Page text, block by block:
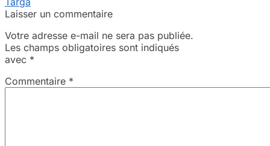
Laisser un commentaire
Votre adresse e-mail ne sera pas publiée.
Les champs obligatoires sont indiqués
avec *
Commentaire *